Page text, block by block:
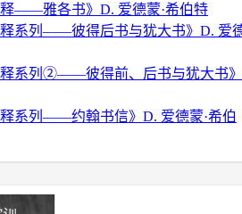
释——雅各书》D. 爱德蒙·希伯特
释系列——彼得后书与犹大书》D. 爱
释系列②——彼得前、后书与犹大书》
释系列——约翰书信》D. 爱德蒙·希伯